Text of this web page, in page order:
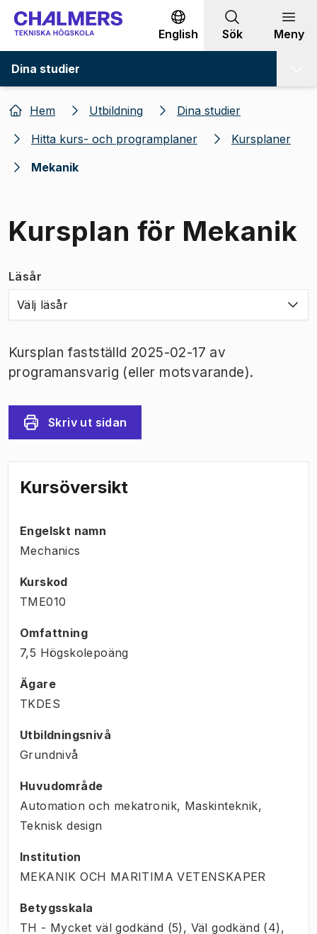
Gå till innehållet
English Sök Meny
Dina studier
Hem Utbildning
Dina studier
Hitta kurs- och programplaner
Kursplaner
Mekanik
Kursplan för Mekanik
Läsår
Välj läsår
Kursplan fastställd 2025-02-17 av
programansvarig (eller motsvarande).
Skriv ut sidan
Kursöversikt
Engelskt namn
Mechanics
Kurskod
TME010
Omfattning
7,5 Högskolepoäng
Ägare
TKDES
Utbildningsnivå
Grundnivå
Huvudområde
Automation och mekatronik, Maskinteknik,
Teknisk design
Institution
MEKANIK OCH MARITIMA VETENSKAPER
Betygsskala
TH - Mycket väl godkänd (5), Väl godkänd (4),